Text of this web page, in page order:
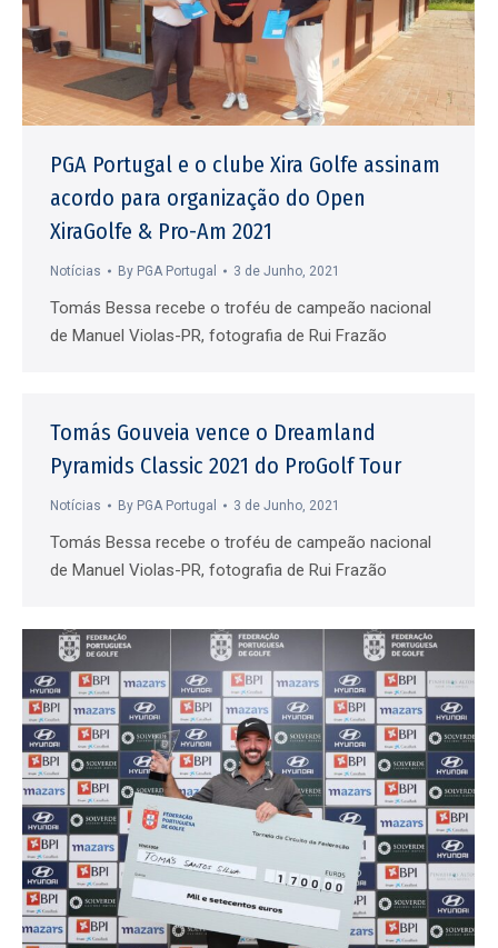
PGA Portugal e o clube Xira Golfe assinam
acordo para organização do Open
XiraGolfe & Pro-Am 2021
Notícias By PGA Portugal 3 de Junho, 2021
Tomás Bessa recebe o troféu de campeão nacional
de Manuel Violas-PR, fotografia de Rui Frazão
Tomás Gouveia vence o Dreamland
Pyramids Classic 2021 do ProGolf Tour
Notícias By PGA Portugal 3 de Junho, 2021
Tomás Bessa recebe o troféu de campeão nacional
de Manuel Violas-PR, fotografia de Rui Frazão